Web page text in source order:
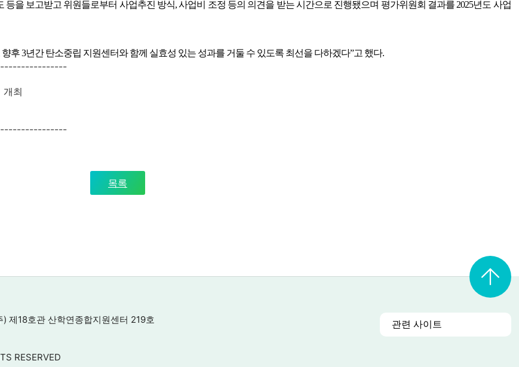
을 보고받고 위원들로부터 사업추진 방식, 사업비 조정 등의 의견을 받는 시간으로 진행됐으며 평가위원회 결과를 2025년도 사업
후 3년간 탄소중립 지원센터와 함께 실효성 있는 성과를 거둘 수 있도록 최선을 다하겠다”고 했다.
최
목록
제18호관 산학연종합지원센터 219호
RESERVED
관련 사이트